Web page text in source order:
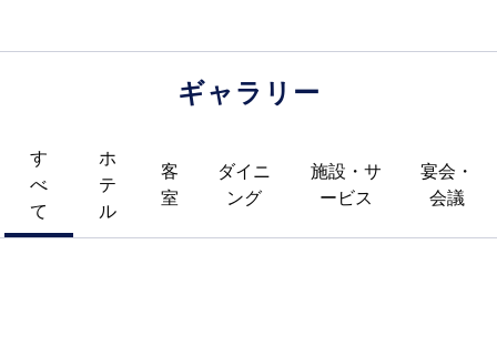
ギャラリー
す
べ
て
ホ
テ
ル
客
室
ダイニ
ング
施設・サ
ービス
宴会・
会議